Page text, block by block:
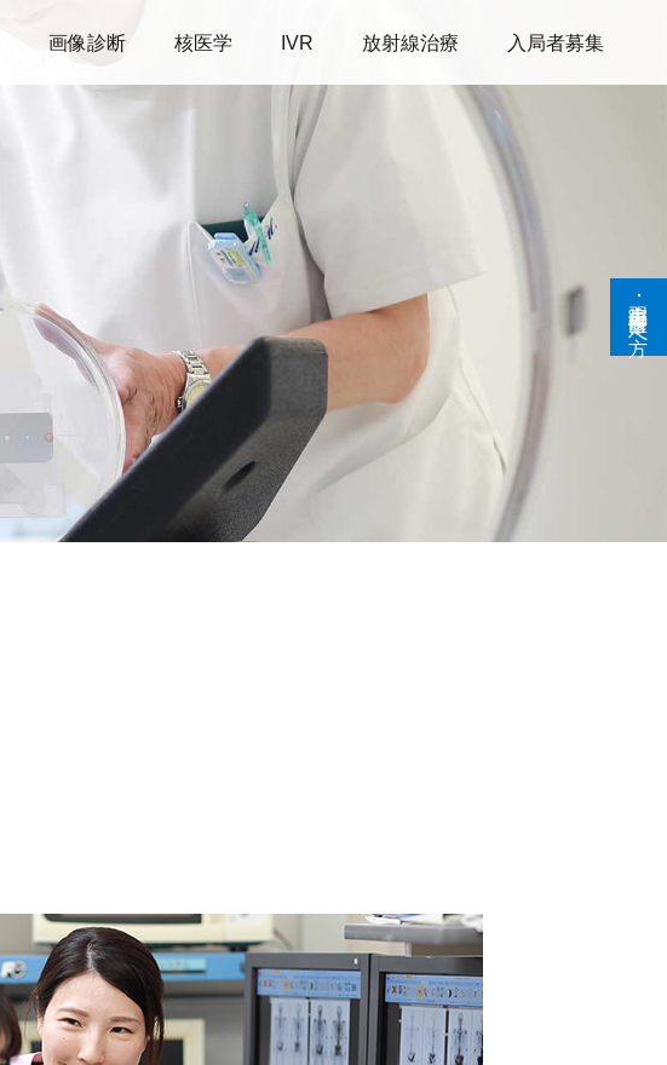
画像診断 核医学 IVR 放射線治療 入局者募集
実習生･研修医の方へ